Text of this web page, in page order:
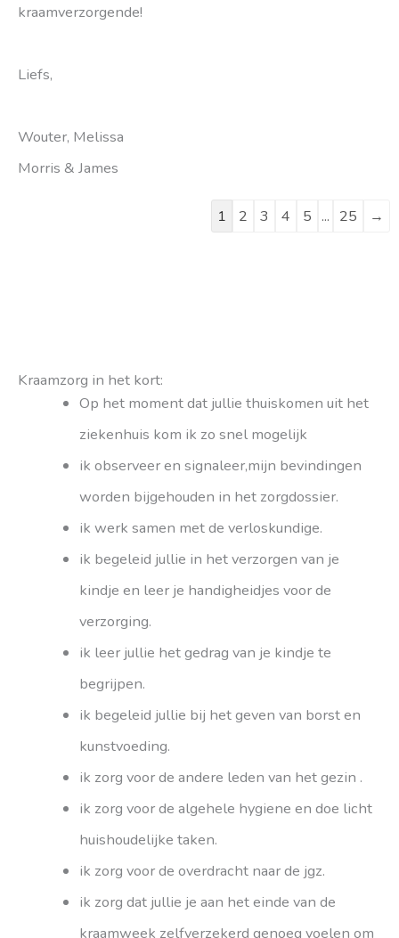
kraamverzorgende!
Liefs,
Wouter, Melissa
Morris & James
1 2 3 4 5 ... 25 →
Kraamzorg in het kort:
Op het moment dat jullie thuiskomen uit het
ziekenhuis kom ik zo snel mogelijk
ik observeer en signaleer,mijn bevindingen
worden bijgehouden in het zorgdossier.
ik werk samen met de verloskundige.
ik begeleid jullie in het verzorgen van je
kindje en leer je handigheidjes voor de
verzorging.
ik leer jullie het gedrag van je kindje te
begrijpen.
ik begeleid jullie bij het geven van borst en
kunstvoeding.
ik zorg voor de andere leden van het gezin .
ik zorg voor de algehele hygiene en doe licht
huishoudelijke taken.
ik zorg voor de overdracht naar de jgz.
ik zorg dat jullie je aan het einde van de
kraamweek zelfverzekerd genoeg voelen om